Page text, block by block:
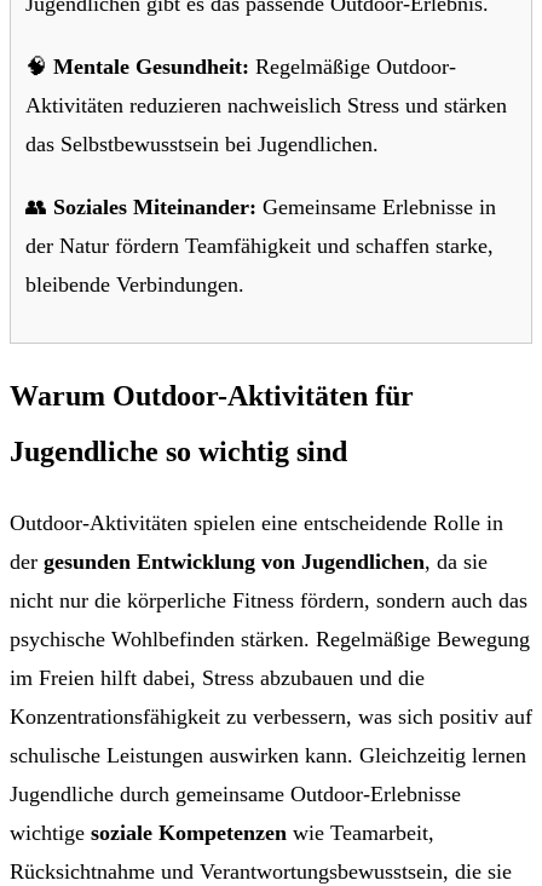
🧠 Mentale Gesundheit: Regelmäßige Outdoor-
Aktivitäten reduzieren nachweislich Stress und stärken
das Selbstbewusstsein bei Jugendlichen.
👥 Soziales Miteinander: Gemeinsame Erlebnisse in
der Natur fördern Teamfähigkeit und schaffen starke,
bleibende Verbindungen.
Warum Outdoor-Aktivitäten für
Jugendliche so wichtig sind
Outdoor-Aktivitäten spielen eine entscheidende Rolle in
der gesunden Entwicklung von Jugendlichen, da sie
nicht nur die körperliche Fitness fördern, sondern auch das
psychische Wohlbefinden stärken. Regelmäßige Bewegung
im Freien hilft dabei, Stress abzubauen und die
Konzentrationsfähigkeit zu verbessern, was sich positiv auf
schulische Leistungen auswirken kann. Gleichzeitig lernen
Jugendliche durch gemeinsame Outdoor-Erlebnisse
wichtige soziale Kompetenzen wie Teamarbeit,
Rücksichtnahme und Verantwortungsbewusstsein, die sie